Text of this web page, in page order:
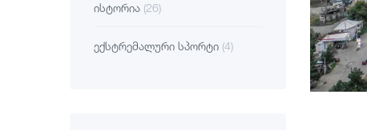
ისტორია (26)
ექსტრემალური სპორტი (4)